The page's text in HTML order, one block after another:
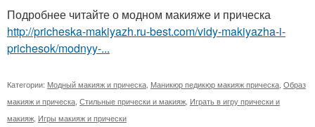
Подробнее читайте о модном макияже и прическа
http://pricheska-makiyazh.ru-best.com/vidy-makiyazha-i-
prichesok/modnyy-...
Категории: Модный макияж и прическа, Маникюр педикюр макияж прическа, Образ
макияж и прическа, Стильные прически и макияж, Играть в игру прически и
макияж, Игры макияж и прически